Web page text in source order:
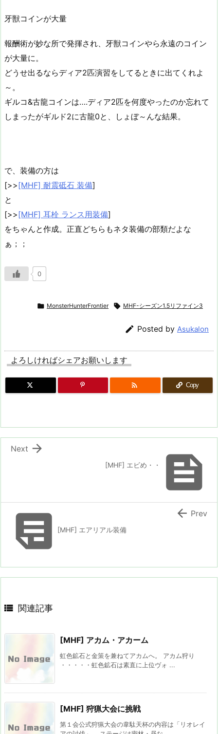
牙獣コインが大量
報酬術が妙な所で発揮され、牙獣コインやら永遠のコイン
が大量に。
どうせ出るならディア2匹演習をしてるときに出てくれよ
～。
ギルコ&古龍コインは….ディア2匹を何度やったのか忘れて
しまったがギルド2に古龍0と、しょぼ～んな結果。
で、装備の方は
[>> [MHF] 耐震砥石 装備]
と
[>> [MHF] 耳栓 ランス用装備]
をちゃんと作成。正直どちらもネタ装備の部類だよな
ぁ；；
0
 MonsterHunterFrontier  MHF-シーズン1.5リファイン3
 Posted by Asukalon
よろしければシェアお願いします
 Copy

[MHF] エビめ・・

Next
[MHF] エアリアル装備
 Prev
 関連記事
[MHF] アカム・アカーム
虹色鉱石と金策を兼ねてアカムへ。 アカム狩り
・・・・・虹色鉱石は素直に上位ヴォ ...
[MHF] 狩猟大会に挑戦
第１会公式狩猟大会の韋駄天杯の内容は「リオレイ